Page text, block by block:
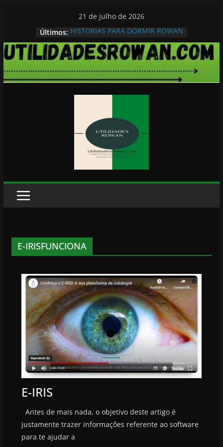
conteúdo
21 de julho de 2026
Últimos: HISTORIAS PARA DORMIR ROWAN
E-IRISFUNCIONA
E-IRIS
Antes de mais nada, o objetivo deste artigo é
justamente trazer informações referente ao software
para te ajudar a